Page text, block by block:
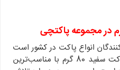
انواع پاکت در کشور است
که امکان سفارش و خرید پاکت سفید 80 گرم با مناسب‌ترین